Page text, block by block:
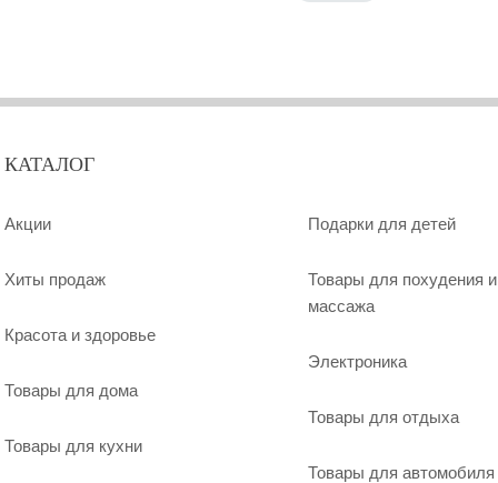
КАТАЛОГ
Акции
Хиты продаж
Красота и здоровье
Товары для дома
Товары для кухни
Подарки для детей
Товары для похудения и
массажа
Электроника
Товары для отдыха
Товары для автомобиля